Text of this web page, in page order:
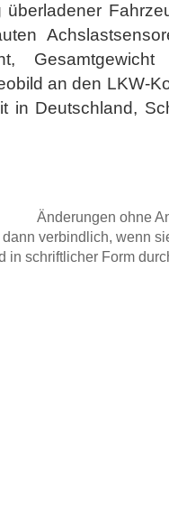
überladener
an den LKW-
in Deutschland,
Änderungen ohne
verbindlich, wenn
in schriftlicher Form